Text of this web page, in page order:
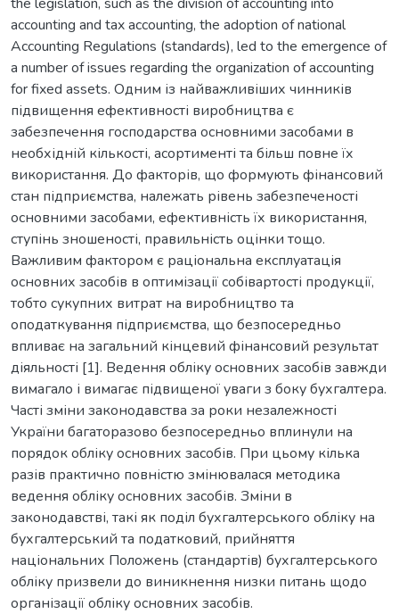
accounting and tax accounting, the adoption of national
Accounting Regulations (standards), led to the emergence of
a number of issues regarding the organization of accounting
for fixed assets. Одним із найважливіших чинників
підвищення ефективності виробництва є
забезпечення господарства основними засобами в
необхідній кількості, асортименті та більш повне їх
використання. До факторів, що формують фінансовий
стан підприємства, належать рівень забезпеченості
основними засобами, ефективність їх використання,
ступінь зношеності, правильність оцінки тощо.
Важливим фактором є раціональна експлуатація
основних засобів в оптимізації собівартості продукції,
тобто сукупних витрат на виробництво та
оподаткування підприємства, що безпосередньо
впливає на загальний кінцевий фінансовий результат
діяльності [1]. Ведення обліку основних засобів завжди
вимагало і вимагає підвищеної уваги з боку бухгалтера.
Часті зміни законодавства за роки незалежності
України багаторазово безпосередньо вплинули на
порядок обліку основних засобів. При цьому кілька
разів практично повністю змінювалася методика
ведення обліку основних засобів. Зміни в
законодавстві, такі як поділ бухгалтерського обліку на
бухгалтерський та податковий, прийняття
національних Положень (стандартів) бухгалтерського
обліку призвели до виникнення низки питань щодо
організації обліку основних засобів.